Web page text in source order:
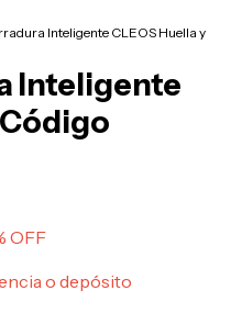
Inteligente CLEOS Huella y
Inteligente
OFF
o depósito